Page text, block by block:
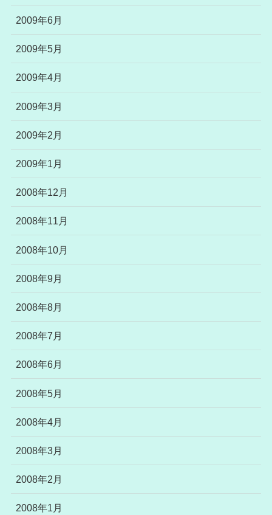
2009年6月
2009年5月
2009年4月
2009年3月
2009年2月
2009年1月
2008年12月
2008年11月
2008年10月
2008年9月
2008年8月
2008年7月
2008年6月
2008年5月
2008年4月
2008年3月
2008年2月
2008年1月